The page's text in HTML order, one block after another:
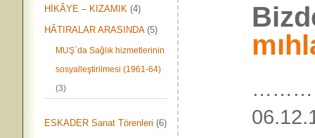
HİKÂYE – KIZAMIK (4)
HÂTIRALAR ARASINDA(5)
MUŞ`da Sağlık hizmetlerinin
sosyalleştirilmesi (1961-64)
(3)
ESKADER Sanat Törenleri (6)